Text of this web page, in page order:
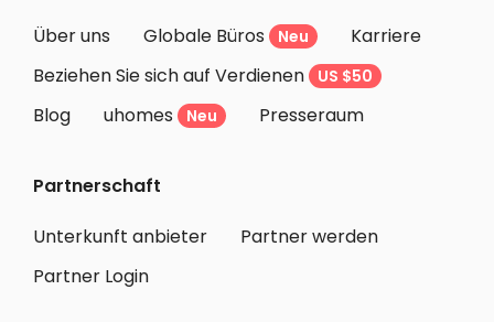
Über uns
Globale Büros Neu
Karriere
Beziehen Sie sich auf Verdienen
US $50
Blog uhomes Neu Presseraum
Partnerschaft
Unterkunft anbieter
Partner werden
Partner Login